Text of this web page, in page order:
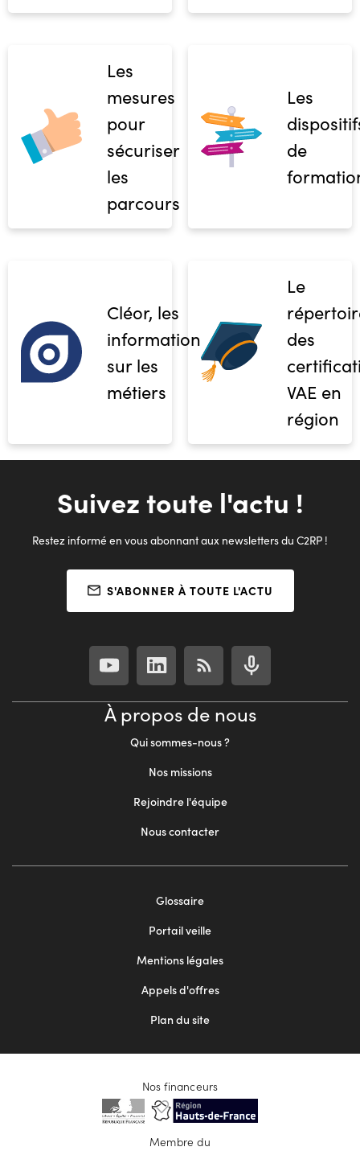
Les
mesures
pour
sécuriser
les
parcours
Les
de
Cléor, les
informations
sur les
métiers
Le
des
VAE en
région
Suivez toute l'actu !
Restez informé en vous abonnant aux newsletters du C2RP !
S'ABONNER À TOUTE L'ACTU
À propos de nous
Qui sommes-nous ?
Nos missions
Rejoindre l'équipe
Nous contacter
Glossaire
Portail veille
Mentions légales
Appels d'offres
Plan du site
Nos financeurs
Membre du